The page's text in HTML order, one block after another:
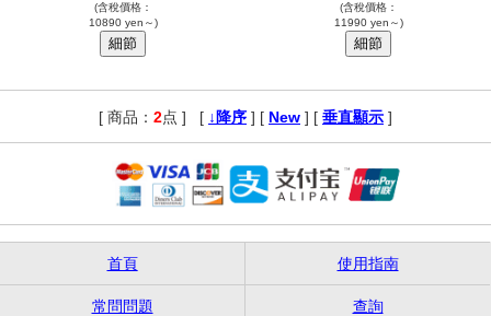
(含稅價格：
10890 yen～)
(含稅價格：
11990 yen～)
[ 商品： 2点 ] [ ↓降序 ] [ New ] [ 垂直顯示 ]
首頁 使用指南
常問問題 查詢